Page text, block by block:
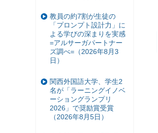
教員の約7割が生徒の
「プロンプト設計力」に
よる学びの深まりを実感
=アルサーガパートナー
ズ調べ=（2026年8月3
日）
関西外国語大学、学生2
名が「ラーニングイノベ
ーショングランプリ
2026」で奨励賞受賞
（2026年8月5日）